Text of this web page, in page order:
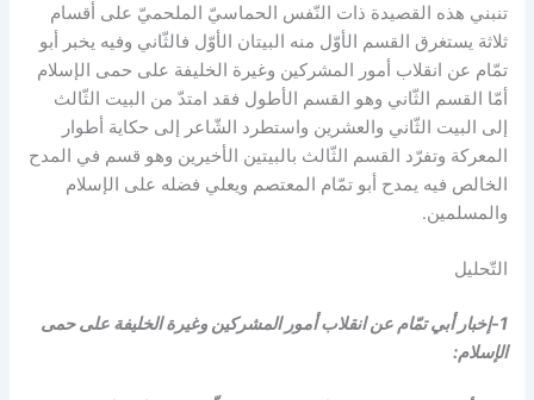
تنبني هذه القصيدة ذات النّفس الحماسيّ الملحميّ على أقسام
ثلاثة يستغرق القسم الأوّل منه البيتان الأوّل فالثّاني وفيه يخبر أبو
تمّام عن انقلاب أمور المشركين وغيرة الخليفة على حمى الإسلام
أمّا القسم الثّاني وهو القسم الأطول فقد امتدّ من البيت الثّالث
إلى البيت الثّاني والعشرين واستطرد الشّاعر إلى حكاية أطوار
المعركة وتفرّد القسم الثّالث بالبيتين الأخيرين وهو قسم في المدح
الخالص فيه يمدح أبو تمّام المعتصم ويعلي فضله على الإسلام
والمسلمين.
التّحليل
1-إخبار أبي تمّام عن انقلاب أمور المشركين وغيرة الخليفة على حمى
الإسلام: